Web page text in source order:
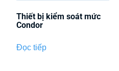
Thiết bị kiểm soát mức
Condor
Đọc tiếp